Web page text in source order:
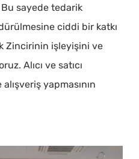
sayede tedarik
ciddi bir katkı
Zincirinin işleyişini ve
Alıcı ve satıcı
yapmasının